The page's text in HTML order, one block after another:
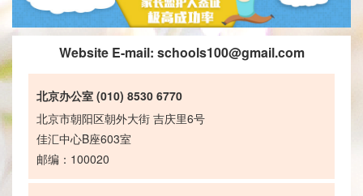
Website E-mail: schools100@gmail.com
北京办公室 (010) 8530 6770
北京市朝阳区朝外大街 吉庆里6号
佳汇中心B座603室
邮编：100020